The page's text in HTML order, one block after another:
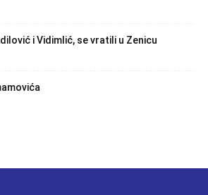
i Vidimlić, se vratili u Zenicu